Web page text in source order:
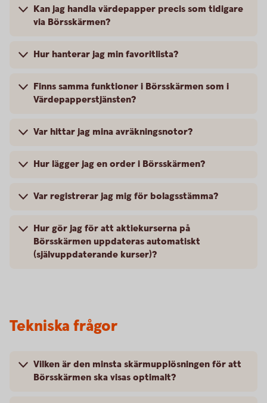
Kan jag handla värdepapper precis som tidigare
via Börsskärmen?
Hur hanterar jag min favoritlista?
Finns samma funktioner i Börsskärmen som i
Värdepapperstjänsten?
Var hittar jag mina avräkningsnotor?
Hur lägger jag en order i Börsskärmen?
Var registrerar jag mig för bolagsstämma?
Hur gör jag för att aktiekurserna på
Börsskärmen uppdateras automatiskt
(självuppdaterande kurser)?
Tekniska frågor
Vilken är den minsta skärmupplösningen för att
Börsskärmen ska visas optimalt?